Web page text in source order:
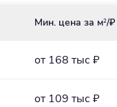
Мин. цена за м2/₽
от 168 тыс ₽
от 109 тыс ₽